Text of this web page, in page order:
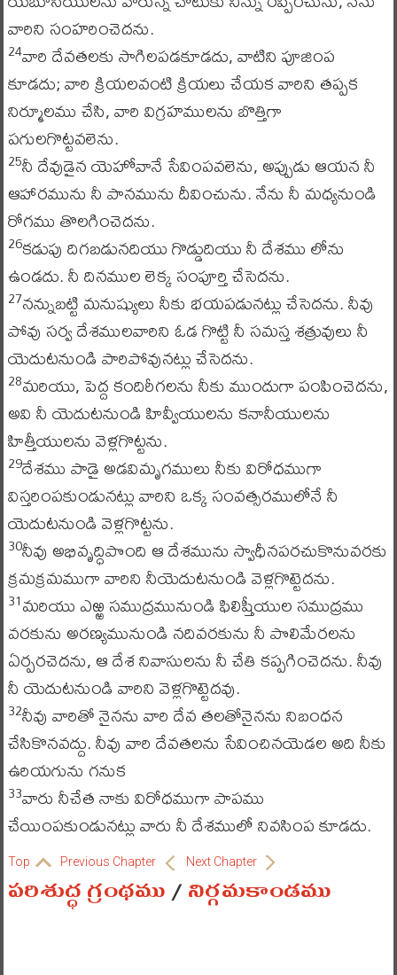
వారిని సంహరించెదను.
24వారి దేవతలకు సాగిలపడకూడదు, వాటిని పూజింప
కూడదు; వారి క్రియలవంటి క్రియలు చేయక వారిని తప్పక
నిర్మూలము చేసి, వారి విగ్రహములను బొత్తిగా
పగులగొట్టవలెను.
25నీ దేవుడైన యెహోవానే సేవింపవలెను, అప్పుడు ఆయన నీ
ఆహారమును నీ పానమును దీవించును. నేను నీ మధ్యనుండి
రోగము తొలగించెదను.
26కడుపు దిగబడునదియు గొడ్డుదియు నీ దేశము లోను
ఉండదు. నీ దినముల లెక్క సంపూర్తి చేసెదను.
27నన్నుబట్టి మనుష్యులు నీకు భయపడునట్లు చేసెదను. నీవు
పోవు సర్వ దేశములవారిని ఓడ గొట్టి నీ సమస్త శత్రువులు నీ
యెదుటనుండి పారిపోవునట్లు చేసెదను.
28మరియు, పెద్ద కందిరీగలను నీకు ముందుగా పంపించెదను,
అవి నీ యెదుటనుండి హివ్వీయులను కనానీయులను
హిత్తీయులను వెళ్లగొట్టను.
29దేశము పాడై అడవిమృగములు నీకు విరోధముగా
విస్తరింపకుండునట్లు వారిని ఒక్క సంవత్సరములోనే నీ
యెదుటనుండి వెళ్లగొట్టను.
30నీవు అభివృద్ధిపొంది ఆ దేశమును స్వాధీనపరచుకొనువరకు
క్రమక్రమముగా వారిని నీయెదుటనుండి వెళ్లగొట్టెదను.
31మరియు ఎఱ్ఱ సముద్రమునుండి ఫిలిష్తీయుల సముద్రము
వరకును అరణ్యమునుండి నదివరకును నీ పొలిమేరలను
ఏర్పరచెదను, ఆ దేశ నివాసులను నీ చేతి కప్పగించెదను. నీవు
నీ యెదుటనుండి వారిని వెళ్లగొట్టెదవు.
32నీవు వారితో నైనను వారి దేవ తలతోనైనను నిబంధన
చేసికొనవద్దు. నీవు వారి దేవతలను సేవించినయెడల అది నీకు
ఉరియగును గనుక
33వారు నీచేత నాకు విరోధముగా పాపము
చేయింపకుండునట్లు వారు నీ దేశములో నివసింప కూడదు.
Top Previous Chapter Next Chapter
పరిశుద్ధ గ్రంథము/నిర్గమకాండము